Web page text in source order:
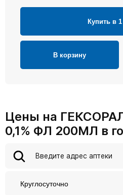
Купить в
В корзину
Цены на
0,1% ФЛ 200МЛ в
Круглосуточно